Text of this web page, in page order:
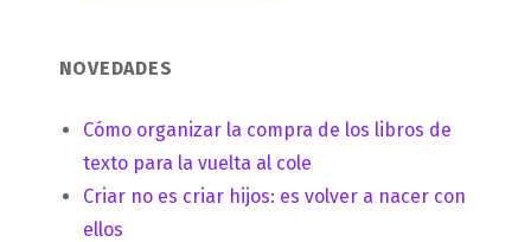
NOVEDADES
Cómo organizar la compra de los libros de
texto para la vuelta al cole
Criar no es criar hijos: es volver a nacer con
ellos